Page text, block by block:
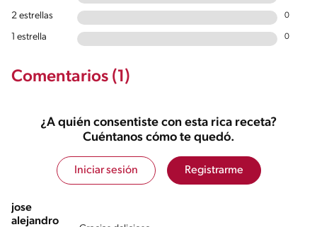
2 estrellas 0
1 estrella 0
Comentarios (1)
¿A quién consentiste con esta rica receta?
Cuéntanos cómo te quedó.
Iniciar sesión Registrarme
jose
alejandro